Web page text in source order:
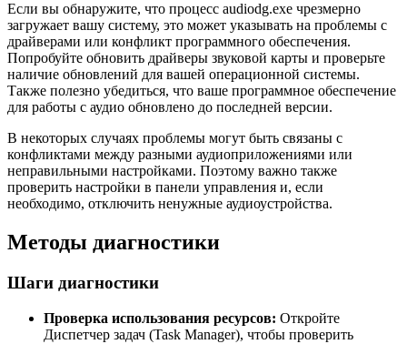
Если вы обнаружите, что процесс audiodg.exe чрезмерно
загружает вашу систему, это может указывать на проблемы с
драйверами или конфликт программного обеспечения.
Попробуйте обновить драйверы звуковой карты и проверьте
наличие обновлений для вашей операционной системы.
Также полезно убедиться, что ваше программное обеспечение
для работы с аудио обновлено до последней версии.
В некоторых случаях проблемы могут быть связаны с
конфликтами между разными аудиоприложениями или
неправильными настройками. Поэтому важно также
проверить настройки в панели управления и, если
необходимо, отключить ненужные аудиоустройства.
Методы диагностики
Шаги диагностики
Проверка использования ресурсов: Откройте
Диспетчер задач (Task Manager), чтобы проверить